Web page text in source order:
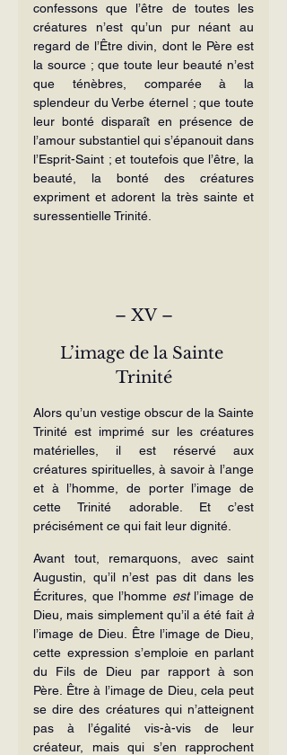
confessons que l’être de toutes les
créatures n’est qu’un pur néant au
regard de l’Être divin, dont le Père est
la source ; que toute leur beauté n’est
que ténèbres, comparée à la
splendeur du Verbe éternel ; que toute
leur bonté disparaît en présence de
l’amour substantiel qui s’épanouit dans
l’Esprit-Saint ; et toutefois que l’être, la
beauté, la bonté des créatures
expriment et adorent la très sainte et
sures­sentielle Trinité.
– XV –
L’image de la Sainte
Trinité
Alors qu’un vestige obscur de la Sainte
Trinité est imprimé sur les créatures
matérielles, il est réservé aux
créatures spirituelles, à savoir à l’ange
et à l’homme, de porter l’image de
cette Trinité adorable. Et c’est
précisément ce qui fait leur dignité.
Avant tout, remarquons, avec saint
Augustin, qu’il n’est pas dit dans les
Écritures, que l’homme est l’image de
Dieu, mais simplement qu’il a été fait
l’image de Dieu. Être l’image de Dieu,
cette expression s’emploie en parlant
du Fils de Dieu par rapport à son
Père. Être à l’image de Dieu, cela peut
se dire des créatures qui n’atteignent
pas à l’égalité vis-à-vis de leur
créateur, mais qui s’en rapprochent